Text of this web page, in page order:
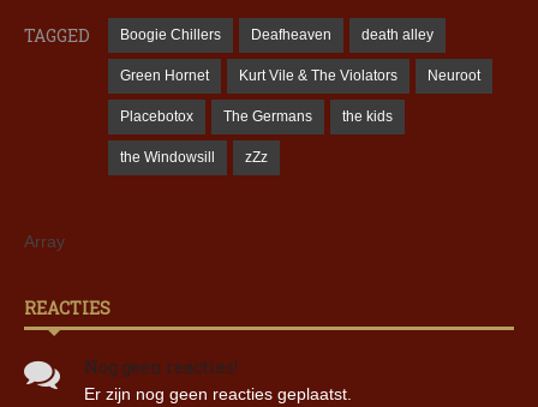
TAGGED Boogie Chillers Deafheaven death alley
Green Hornet Kurt Vile & The Violators Neuroot
Placebotox The Germans the kids
the Windowsill zZz
Array
REACTIES
Nog geen reacties!
Er zijn nog geen reacties geplaatst.